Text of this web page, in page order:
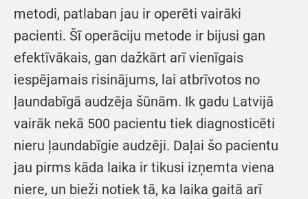
metodi, patlaban jau ir operēti vairāki
pacienti. Šī operāciju metode ir bijusi gan
efektīvākais, gan dažkārt arī vienīgais
iespējamais risinājums, lai atbrīvotos no
ļaundabīgā audzēja šūnām. Ik gadu Latvijā
vairāk nekā 500 pacientu tiek diagnosticēti
nieru ļaundabīgie audzēji. Daļai šo pacientu
jau pirms kāda laika ir tikusi izņemta viena
niere, un bieži notiek tā, ka laika gaitā arī